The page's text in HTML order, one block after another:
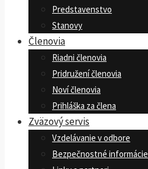
Predstavenstvo
Stanovy
Členovia
Riadni členovia
Pridružení členovia
Noví členovia
Prihláška za člena
Zväzový servis
Vzdelávanie v odbore
Bezpečnostné informácie